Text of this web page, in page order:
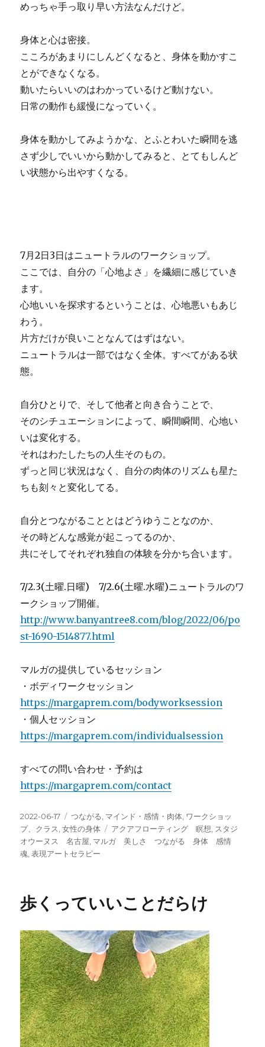
めっちゃ手っ取り早い方法なんだけど。
身体と心は密接。
こころがあまりにしんどくなると、身体を動かすこ
とができなくなる。
動いたらいいのはわかっているけど動けない。
日常の動作も緩慢になっていく。
身体を動かしてみようかな、とふとわいた瞬間を逃
さず少しでいいから動かしてみると、とてもしんど
い状態から出やすくなる。
7月2日3日はニュートラルのワークショップ。
ここでは、自分の「心地よさ」を繊細に感じていき
ます。
心地いいを探求するということは、心地悪いもあじ
わう。
片方だけが良いことなんてはずはない。
ニュートラルは一部ではなく全体。すべてがある状
態。
自分ひとりで、そして他者と向き合うことで、
そのシチュエーションによって、瞬間瞬間、心地い
いは変化する。
それはわたしたちの人生そのもの。
ずっと同じ状況はなく、自分の肉体のリズムも星た
ちも刻々と変化してる。
自分とつながることとはどうゆうことなのか、
その時どんな感覚が起こってるのか、
共にそしてそれぞれ独自の体験を分かち合います。
7/2.3(土曜.日曜) 7/2.6(土曜.水曜)ニュートラルのワ
ークショップ開催。
http://www.banyantree8.com/blog/2022/06/po
st-1690-1514877.html
マルガの提供しているセッション
・ボディワークセッション
https://margaprem.com/bodyworksession
・個人セッション
https://margaprem.com/individualsession
すべての問い合わせ・予約は
https://margaprem.com/contact
投
稿
日:
2022-06-17
カ
テ
ゴ
リ
つながる, マインド・感情・肉体, ワークショッ
プ、クラス,女性の身体
タ
グ
アクアフローティング 瞑想, スタジ
オウーヌス 名古屋, マルガ 美しさ つながる 身体 感情
魂,表現アートセラピー
歩くっていいことだらけ